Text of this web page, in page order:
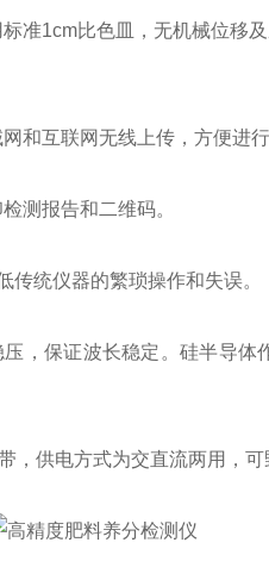
1cm比色皿，无机械位移
互联网无线上传，方便进行
测报告和二维码。
统仪器的繁琐操作和失误。
保证波长稳定。硅半导体
供电方式为交直流两用，可